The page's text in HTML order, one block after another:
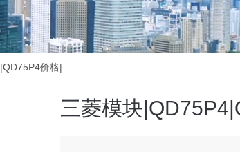
价格|
三菱模块